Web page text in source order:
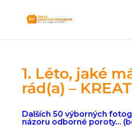
1. Léto, jaké
rád(a) –
Dalších 50 výborných
názoru odborné poroty…